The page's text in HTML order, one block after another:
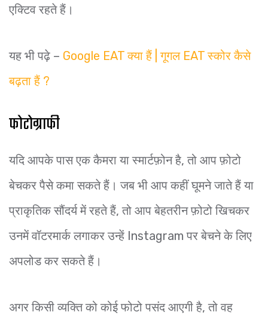
एक्टिव रहते हैं।
यह भी पढ़े – Google EAT क्या हैं | गूगल EAT स्कोर कैसे
बढ़ता हैं ?
फोटोग्राफी
यदि आपके पास एक कैमरा या स्मार्टफ़ोन है, तो आप फ़ोटो
बेचकर पैसे कमा सकते हैं। जब भी आप कहीं घूमने जाते हैं या
प्राकृतिक सौंदर्य में रहते हैं, तो आप बेहतरीन फ़ोटो खिचकर
उनमें वॉटरमार्क लगाकर उन्हें Instagram पर बेचने के लिए
अपलोड कर सकते हैं।
अगर किसी व्यक्ति को कोई फोटो पसंद आएगी है, तो वह